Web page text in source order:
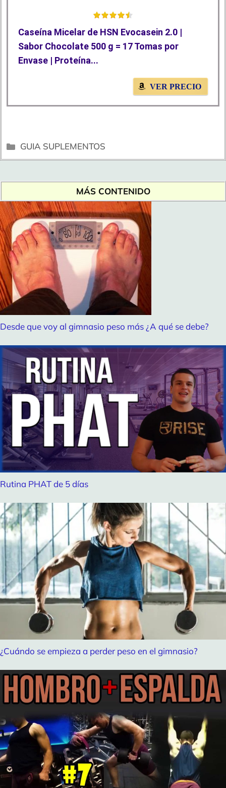
Caseína Micelar de HSN Evocasein 2.0 |
Sabor Chocolate 500 g = 17 Tomas por
Envase | Proteína...
VER PRECIO
Categorías
GUIA SUPLEMENTOS
MÁS CONTENIDO
Desde que voy al gimnasio peso más ¿A qué se debe?
Rutina PHAT de 5 días
¿Cuándo se empieza a perder peso en el gimnasio?